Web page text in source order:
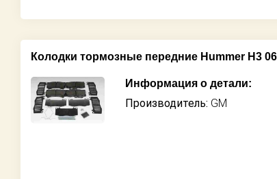
Колодки тормозные передние Hummer H3
Информация о детали:
Производитель: GM